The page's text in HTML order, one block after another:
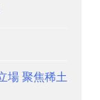
場 聚焦稀土